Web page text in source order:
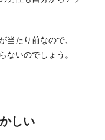
当たり前なので、
ないのでしょう。
しい